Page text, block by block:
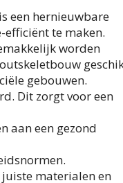
een hernieuwbare
te maken.
worden
gebouwen.
Dit zorgt voor een
aan een gezond
materialen en